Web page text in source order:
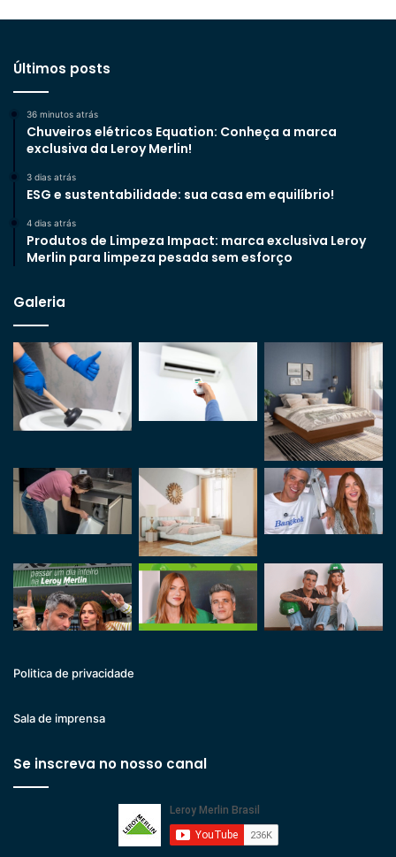
Últimos posts
36 minutos atrás
Chuveiros elétricos Equation: Conheça a marca
exclusiva da Leroy Merlin!
3 dias atrás
ESG e sustentabilidade: sua casa em equilíbrio!
4 dias atrás
Produtos de Limpeza Impact: marca exclusiva Leroy
Merlin para limpeza pesada sem esforço
Galeria
Politica de privacidade
Sala de imprensa
Se inscreva no nosso canal